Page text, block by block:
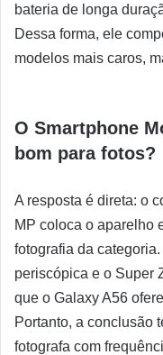
bateria de longa
Dessa forma, ele
modelos mais caros,
O Smartphone
bom para fotos?
A resposta é direta: o
MP coloca o aparelho
fotografia da
periscópica e o Super
que o Galaxy A56
Portanto, a conclusão
fotografa com